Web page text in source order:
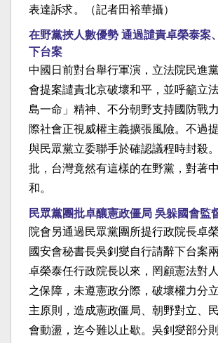
表達訴求。（記者田裕華攝）
在野黨挾人數優勢 通過譴責卓榮泰案
下台案
中國日前對台舉行軍演，立法院民進
會提案譴責北京破壞和平，並呼籲立
島一命」精神、不分朝野支持國防戰
際社會正視威權主義擴張風險。不過
與民眾黨立委聯手於確認議程時封殺
批，台灣竟然有這樣的在野黨，對著
和。
民眾黨團批卓釀憲政僵局 吳躲國會監
院會另通過民眾黨團所提行政院長卓
國安會秘書長吳釗燮自行請辭下台案
卓榮泰任行政院長以來，罔顧憲法對
之保障，未遵憲政分際，破壞權力分
主原則，造成憲政僵局、朝野對立、
會動盪，迄今難以止歇。吳釗燮部分